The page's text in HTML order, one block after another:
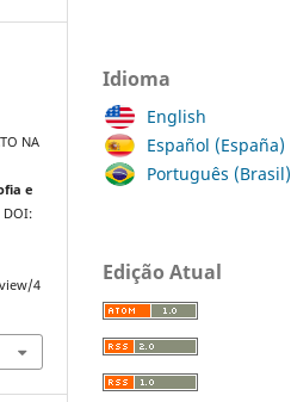
NA
e
DOI:
4
Idioma
English
Español (España)
Português (Brasil)
Edição Atual